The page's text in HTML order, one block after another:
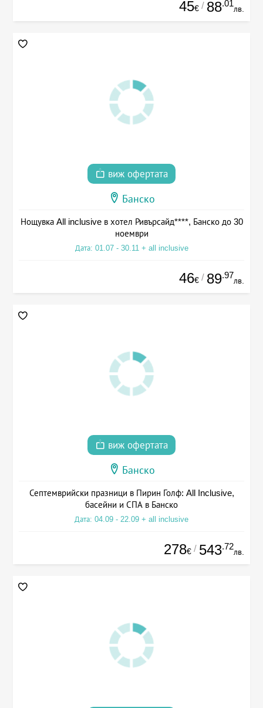
45€ / 88.01
лв.
виж офертата
Банско
Нощувка All inclusive в хотел Ривърсайд****, Банско до 30
ноември
Дата: 01.07 - 30.11 + all inclusive
46€ / 89.97
лв.
виж офертата
Банско
Септемврийски празници в Пирин Голф: All Inclusive,
басейни и СПА в Банско
Дата: 04.09 - 22.09 + all inclusive
278€ / 543.72
лв.